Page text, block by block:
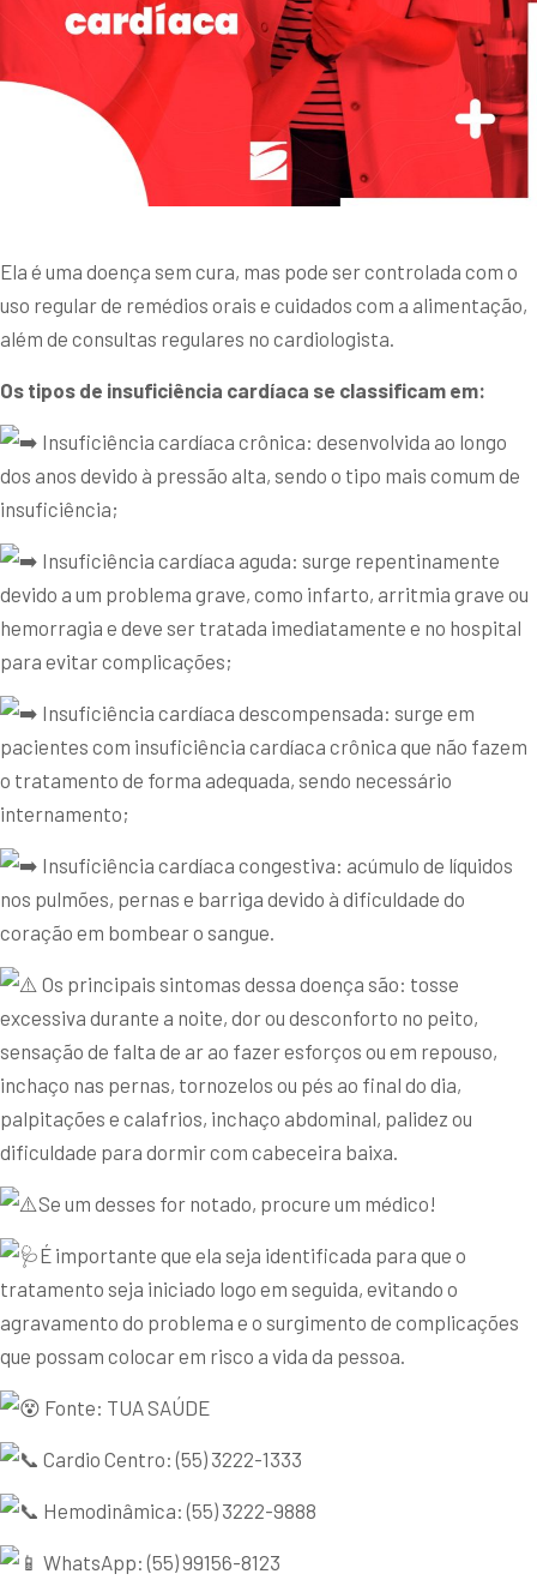
Ela é uma doença sem cura, mas pode ser controlada com o
uso regular de remédios orais e cuidados com a alimentação,
além de consultas regulares no cardiologista.
Os tipos de insuficiência cardíaca se classificam em:
Insuficiência cardíaca crônica: desenvolvida ao longo
dos anos devido à pressão alta, sendo o tipo mais comum de
insuficiência;
Insuficiência cardíaca aguda: surge repentinamente
devido a um problema grave, como infarto, arritmia grave ou
hemorragia e deve ser tratada imediatamente e no hospital
para evitar complicações;
Insuficiência cardíaca descompensada: surge em
pacientes com insuficiência cardíaca crônica que não fazem
o tratamento de forma adequada, sendo necessário
internamento;
Insuficiência cardíaca congestiva: acúmulo de líquidos
nos pulmões, pernas e barriga devido à dificuldade do
coração em bombear o sangue.
Os principais sintomas dessa doença são: tosse
excessiva durante a noite, dor ou desconforto no peito,
sensação de falta de ar ao fazer esforços ou em repouso,
inchaço nas pernas, tornozelos ou pés ao final do dia,
palpitações e calafrios, inchaço abdominal, palidez ou
dificuldade para dormir com cabeceira baixa.
Se um desses for notado, procure um médico!
É importante que ela seja identificada para que o
tratamento seja iniciado logo em seguida, evitando o
agravamento do problema e o surgimento de complicações
que possam colocar em risco a vida da pessoa.
Fonte: TUA SAÚDE
Cardio Centro: (55) 3222-1333
Hemodinâmica: (55) 3222-9888
WhatsApp: (55) 99156-8123